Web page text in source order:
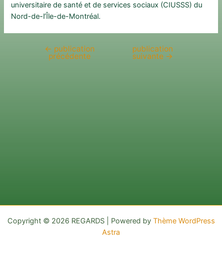
universitaire de santé et de services sociaux (CIUSSS) du
Nord-de-l’Île-de-Montréal.
Navigation
← publication
précédente
publication
suivante →
Copyright © 2026 REGARDS | Powered by Thème WordPress
Astra